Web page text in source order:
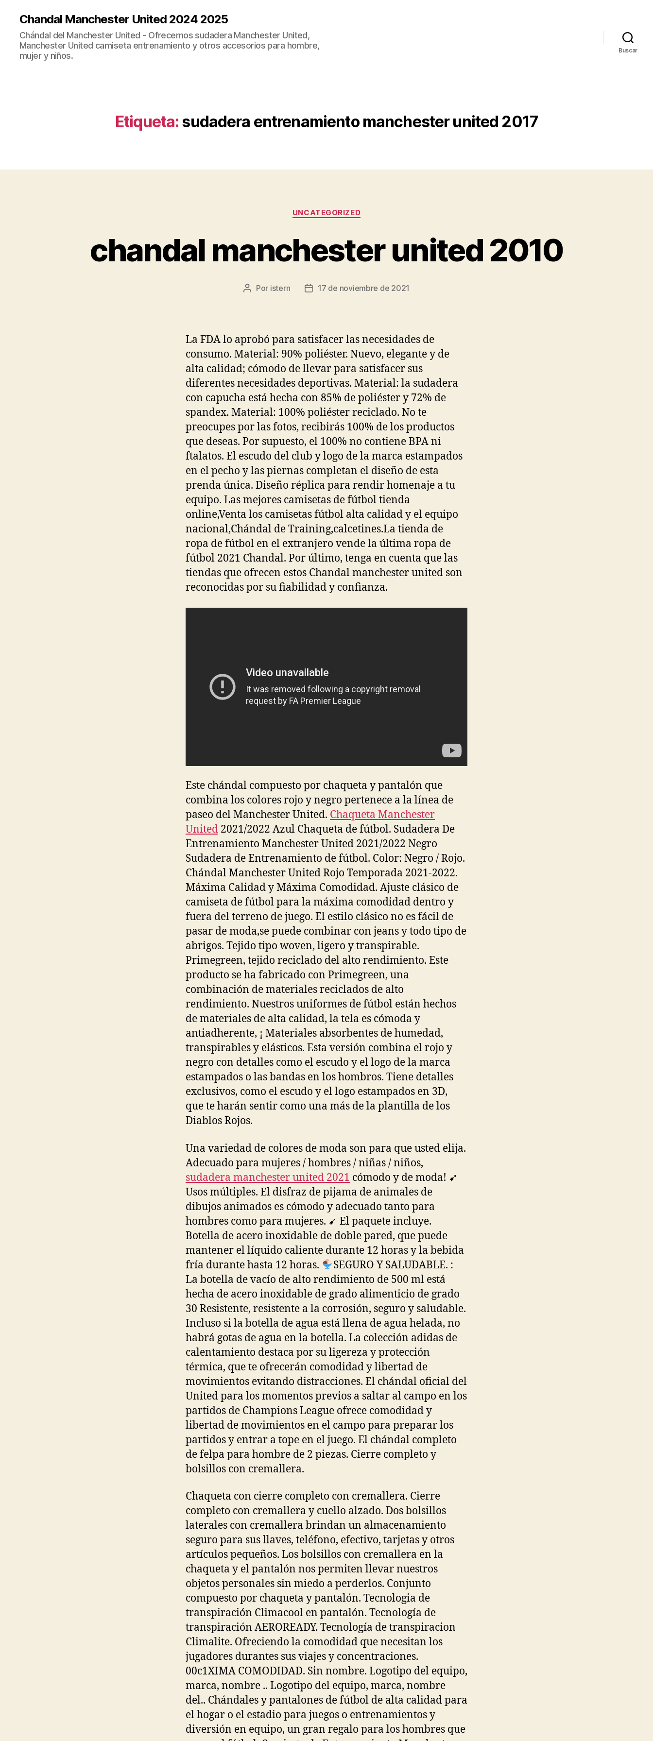
Chandal Manchester United 2024 2025
Chándal del Manchester United - Ofrecemos sudadera Manchester United,
Manchester United camiseta entrenamiento y otros accesorios para hombre,
mujer y niños.
Buscar
Etiqueta: sudadera entrenamiento manchester united 2017
Categorías
UNCATEGORIZED
chandal manchester united 2010
Autor
Por istern
Fecha17 de noviembre de 2021
La FDA lo aprobó para satisfacer las necesidades de
consumo. Material: 90% poliéster. Nuevo, elegante y de
alta calidad; cómodo de llevar para satisfacer sus
diferentes necesidades deportivas. Material: la sudadera
con capucha está hecha con 85% de poliéster y 72% de
spandex. Material: 100% poliéster reciclado. No te
preocupes por las fotos, recibirás 100% de los productos
que deseas. Por supuesto, el 100% no contiene BPA ni
ftalatos. El escudo del club y logo de la marca estampados
en el pecho y las piernas completan el diseño de esta
prenda única. Diseño réplica para rendir homenaje a tu
equipo. Las mejores camisetas de fútbol tienda
online,Venta los camisetas fútbol alta calidad y el equipo
nacional,Chándal de Training,calcetines.La tienda de
ropa de fútbol en el extranjero vende la última ropa de
fútbol 2021 Chandal. Por último, tenga en cuenta que las
tiendas que ofrecen estos Chandal manchester united son
reconocidas por su fiabilidad y confianza.
Este chándal compuesto por chaqueta y pantalón que
combina los colores rojo y negro pertenece a la línea de
paseo del Manchester United. Chaqueta Manchester
United 2021/2022 Azul Chaqueta de fútbol. Sudadera De
Entrenamiento Manchester United 2021/2022 Negro
Sudadera de Entrenamiento de fútbol. Color: Negro / Rojo.
Chándal Manchester United Rojo Temporada 2021-2022.
Máxima Calidad y Máxima Comodidad. Ajuste clásico de
camiseta de fútbol para la máxima comodidad dentro y
fuera del terreno de juego. El estilo clásico no es fácil de
pasar de moda,se puede combinar con jeans y todo tipo de
abrigos. Tejido tipo woven, ligero y transpirable.
Primegreen, tejido reciclado del alto rendimiento. Este
producto se ha fabricado con Primegreen, una
combinación de materiales reciclados de alto
rendimiento. Nuestros uniformes de fútbol están hechos
de materiales de alta calidad, la tela es cómoda y
antiadherente, ¡ Materiales absorbentes de humedad,
transpirables y elásticos. Esta versión combina el rojo y
negro con detalles como el escudo y el logo de la marca
estampados o las bandas en los hombros. Tiene detalles
exclusivos, como el escudo y el logo estampados en 3D,
que te harán sentir como una más de la plantilla de los
Diablos Rojos.
Una variedad de colores de moda son para que usted elija.
Adecuado para mujeres / hombres / niñas / niños,
sudadera manchester united 2021 cómodo y de moda! ➹
Usos múltiples. El disfraz de pijama de animales de
dibujos animados es cómodo y adecuado tanto para
hombres como para mujeres. ➹ El paquete incluye.
Botella de acero inoxidable de doble pared, que puede
mantener el líquido caliente durante 12 horas y la bebida
fría durante hasta 12 horas.
SEGURO Y SALUDABLE. :
La botella de vacío de alto rendimiento de 500 ml está
hecha de acero inoxidable de grado alimenticio de grado
30 Resistente, resistente a la corrosión, seguro y saludable.
Incluso si la botella de agua está llena de agua helada, no
habrá gotas de agua en la botella. La colección adidas de
calentamiento destaca por su ligereza y protección
térmica, que te ofrecerán comodidad y libertad de
movimientos evitando distracciones. El chándal oficial del
United para los momentos previos a saltar al campo en los
partidos de Champions League ofrece comodidad y
libertad de movimientos en el campo para preparar los
partidos y entrar a tope en el juego. El chándal completo
de felpa para hombre de 2 piezas. Cierre completo y
bolsillos con cremallera.
Chaqueta con cierre completo con cremallera. Cierre
completo con cremallera y cuello alzado. Dos bolsillos
laterales con cremallera brindan un almacenamiento
seguro para sus llaves, teléfono, efectivo, tarjetas y otros
artículos pequeños. Los bolsillos con cremallera en la
chaqueta y el pantalón nos permiten llevar nuestros
objetos personales sin miedo a perderlos. Conjunto
compuesto por chaqueta y pantalón. Tecnologia de
transpiración Climacool en pantalón. Tecnología de
transpiración AEROREADY. Tecnología de transpiracion
Climalite. Ofreciendo la comodidad que necesitan los
jugadores durantes sus viajes y concentraciones.
00c1XIMA COMODIDAD. Sin nombre. Logotipo del equipo,
marca, nombre .. Logotipo del equipo, marca, nombre
del.. Chándales y pantalones de fútbol de alta calidad para
el hogar o el estadio para juegos o entrenamientos y
diversión en equipo, un gran regalo para los hombres que